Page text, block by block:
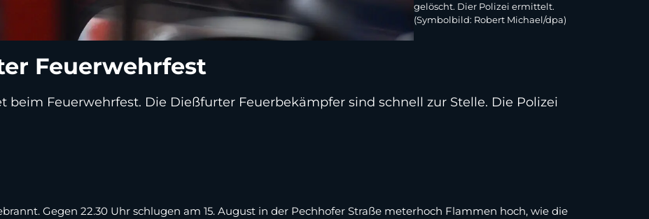
gelöscht. Dier Polizei ermittelt.
(Symbolbild: Robert Michael/dpa)
Feuerwehrfest
beim Feuerwehrfest. Die Dießfurter Feuerbekämpfer sind schnell zur Stelle. Die Polizei
Gegen 22.30 Uhr schlugen am 15. August in der Pechhofer Straße meterhoch Flammen hoch, wie die